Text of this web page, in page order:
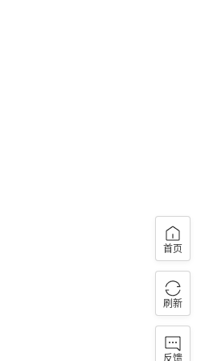
首页
刷新
反馈